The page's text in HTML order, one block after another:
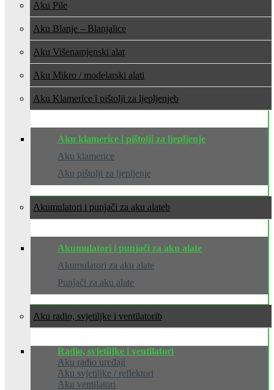
Aku Pile
Aku Blanje – Blanjalice
Aku Višenamjenski alat
Aku Mikro / modelarski alati
Aku Klamerice i pištolji za ljepljenje
Aku klamerice i pištolji za ljepljenje
Aku klamerice
Aku pištolji za ljepljenje
Akumulatori i punjači za aku alate
Akumulatori i punjači za aku alate
Akumulatori za aku alate
Punjači za aku alate
Aku radio, svjetiljke i ventilatori
Radio, svjetiljke i ventilatori
Aku radio uređaji
Aku svjetiljke / reflektori
Aku ventilatori